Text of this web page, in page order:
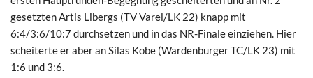
gesetzten Artis Libergs (TV Varel/LK 22) knapp mit
6:4/3:6/10:7 durchsetzen und in das NR-Finale einziehen. Hier
scheiterte er aber an Silas Kobe (Wardenburger TC/LK 23) mit
1:6 und 3:6.